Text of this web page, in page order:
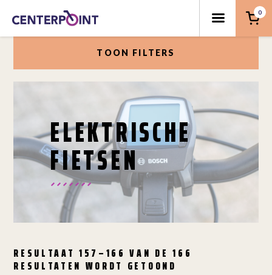
0
ELEKTRISCHE
FIETSEN
RESULTAAT 157–166 VAN DE 166
RESULTATEN WORDT GETOOND
TOON FILTERS